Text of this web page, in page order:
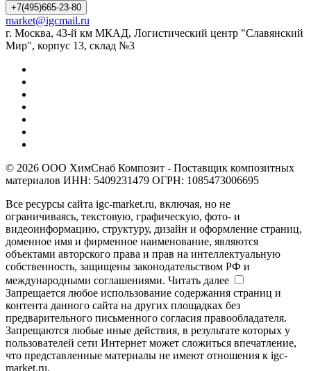
+7(495)665-23-80
market@igcmail.ru
г. Москва, 43-й км МКАД, Логистический центр "Славянский
Мир", корпус 13, склад №3
© 2026 ООО ХимСнаб Композит - Поставщик композитных
материалов ИНН: 5409231479 ОГРН: 1085473006695
Все ресурсы сайта igc-market.ru, включая, но не
ограничиваясь, текстовую, графическую, фото- и
видеоинформацию, структуру, дизайн и оформление страниц,
доменное имя и фирменное наименование, являются
объектами авторского права и прав на интеллектуальную
собственность, защищены законодательством РФ и
международными соглашениями. Читать далее
Запрещается любое использование содержания страниц и
контента данного сайта на других площадках без
предварительного письменного согласия правообладателя.
Запрещаются любые иные действия, в результате которых у
пользователей сети Интернет может сложиться впечатление,
что представленные материалы не имеют отношения к igc-
market.ru.